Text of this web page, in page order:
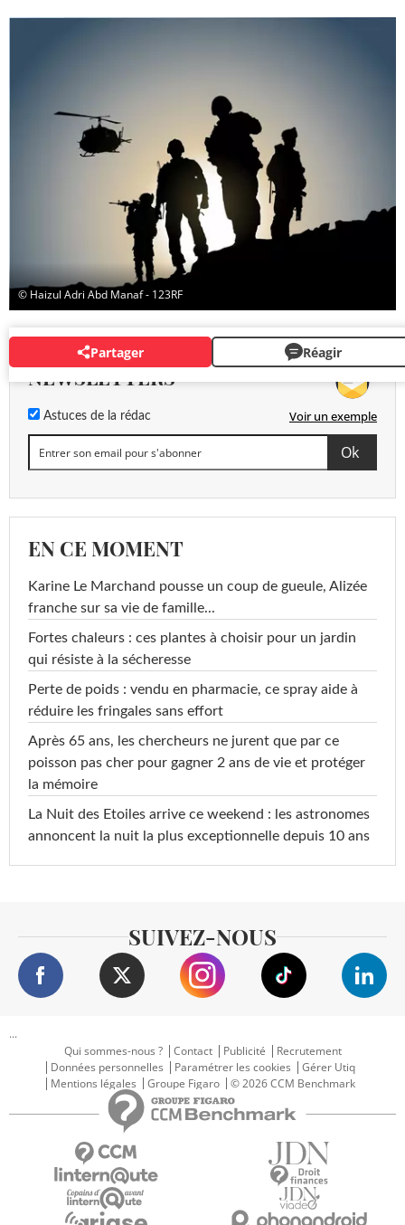
© Haizul Adri Abd Manaf - 123RF
Partager Réagir
NEWSLETTERS
Astuces de la rédac Voir un exemple
EN CE MOMENT
Karine Le Marchand pousse un coup de gueule, Alizée
franche sur sa vie de famille...
Fortes chaleurs : ces plantes à choisir pour un jardin
qui résiste à la sécheresse
Perte de poids : vendu en pharmacie, ce spray aide à
réduire les fringales sans effort
Après 65 ans, les chercheurs ne jurent que par ce
poisson pas cher pour gagner 2 ans de vie et protéger
la mémoire
La Nuit des Etoiles arrive ce weekend : les astronomes
annoncent la nuit la plus exceptionnelle depuis 10 ans
SUIVEZ-NOUS
...
Qui sommes-nous ?
Contact Publicité
Recrutement
Données personnelles
Paramétrer les cookies
Gérer Utiq
Mentions légales
Groupe Figaro © 2026 CCM Benchmark